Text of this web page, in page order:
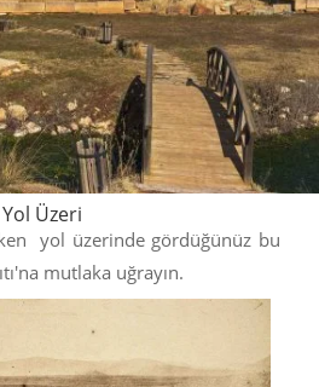
Yol Üzeri
yol üzerinde gördüğünüz bu
mutlaka uğrayın.